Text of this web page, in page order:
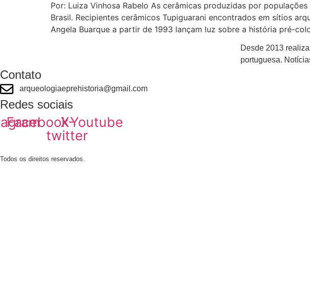
Por: Luiza Vinhosa Rabelo As cerâmicas produzidas por
Brasil. Recipientes cerâmicos Tupiguarani encontrados em sítios
Angela Buarque a partir de 1993 lançam luz sobre a história pré-
Desde 2013
portuguesa.
Contato
arqueologiaeprehistoria@gmail.com
Redes sociais
Facebook
X-
twitter
Youtube
Todos os direitos reservados.